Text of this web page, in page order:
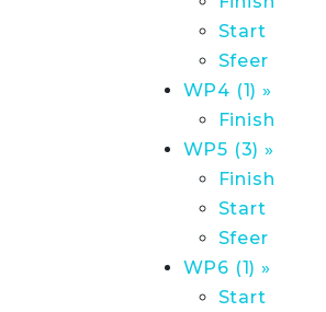
Start
Sfeer
WP4 (1) »
Finish
WP5 (3) »
Finish
Start
Sfeer
WP6 (1) »
Start